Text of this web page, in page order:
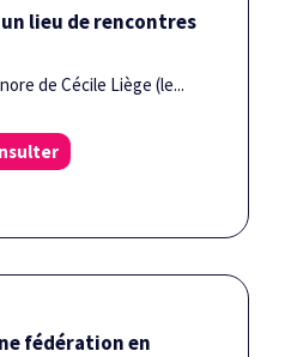
un lieu de rencontres
de Cécile Liège (le...
fédération en